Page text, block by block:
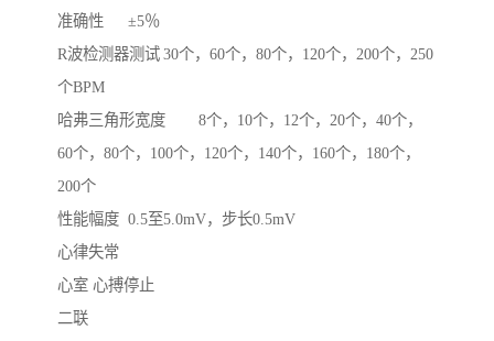
准确性	±5％
R波检测器测试	30个，60个，80个，120个，200个，250
个BPM
哈弗三角形宽度	8个，10个，12个，20个，40个，
60个，80个，100个，120个，140个，160个，180个，
200个
性能幅度	0.5至5.0mV，步长0.5mV
心律失常
心室	心搏停止
二联